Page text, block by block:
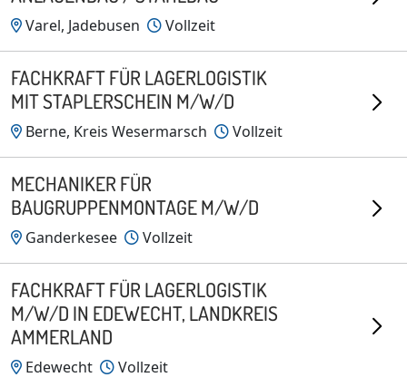
Varel, Jadebusen Vollzeit
FACHKRAFT FÜR LAGERLOGISTIK
MIT STAPLERSCHEIN M/W/D
Berne, Kreis Wesermarsch Vollzeit
MECHANIKER FÜR
BAUGRUPPENMONTAGE M/W/D
Ganderkesee Vollzeit
FACHKRAFT FÜR LAGERLOGISTIK
M/W/D IN EDEWECHT, LANDKREIS
AMMERLAND
Edewecht Vollzeit